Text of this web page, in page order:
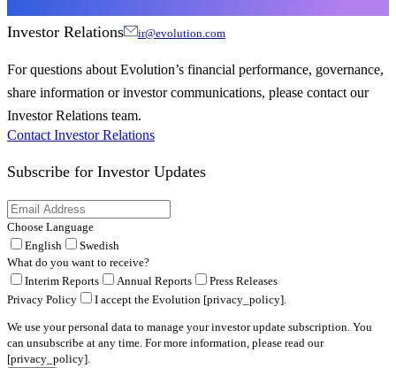
Investor Relations ir@evolution.com
For questions about Evolution’s financial performance, governance,
share information or investor communications, please contact our
Investor Relations team.
Contact Investor Relations
Subscribe for Investor Updates
Choose Language
English
Swedish
What do you want to receive?
Interim Reports
Annual Reports
Press Releases
Privacy Policy
I accept the Evolution [privacy_policy].
We use your personal data to manage your investor update subscription. You
can unsubscribe at any time. For more information, please read our
[privacy_policy].